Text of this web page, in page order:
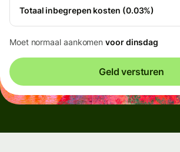
Totaal inbegrepen kosten (0.03%)
Moet normaal aankomenvoor dinsdag
Geld versturen